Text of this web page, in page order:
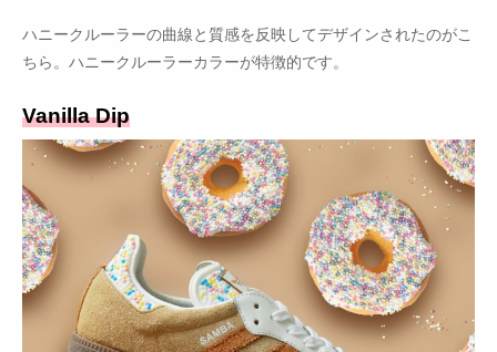
ハニークルーラーの曲線と質感を反映してデザインされたのがこ
ちら。ハニークルーラーカラーが特徴的です。
Vanilla Dip